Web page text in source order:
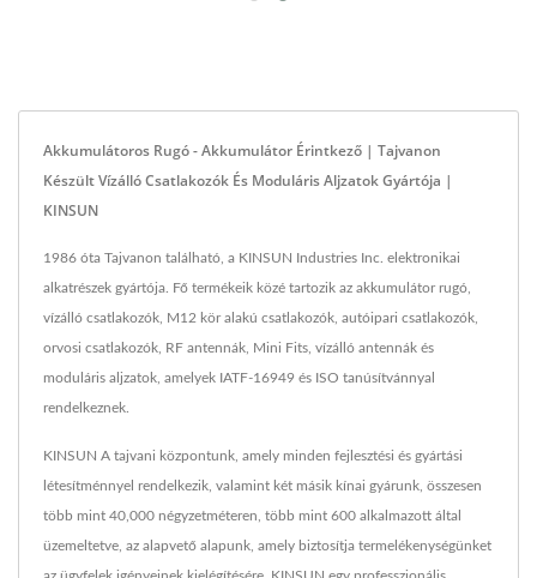
Akkumulátoros Rugó - Akkumulátor Érintkező | Tajvanon
Készült Vízálló Csatlakozók És Moduláris Aljzatok Gyártója |
KINSUN
1986 óta Tajvanon található, a KINSUN Industries Inc. elektronikai
alkatrészek gyártója. Fő termékeik közé tartozik az akkumulátor rugó,
vízálló csatlakozók, M12 kör alakú csatlakozók, autóipari csatlakozók,
orvosi csatlakozók, RF antennák, Mini Fits, vízálló antennák és
moduláris aljzatok, amelyek IATF-16949 és ISO tanúsítvánnyal
rendelkeznek.
KINSUN A tajvani központunk, amely minden fejlesztési és gyártási
létesítménnyel rendelkezik, valamint két másik kínai gyárunk, összesen
több mint 40,000 négyzetméteren, több mint 600 alkalmazott által
üzemeltetve, az alapvető alapunk, amely biztosítja termelékenységünket